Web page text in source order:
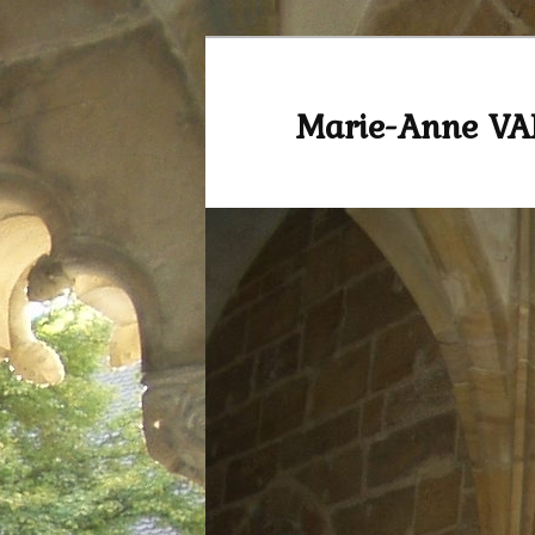
Marie-Anne